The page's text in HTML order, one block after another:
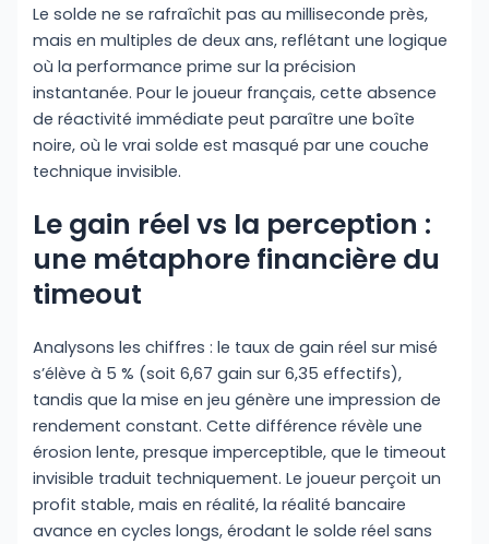
Le solde ne se rafraîchit pas au milliseconde près,
mais en multiples de deux ans, reflétant une logique
où la performance prime sur la précision
instantanée. Pour le joueur français, cette absence
de réactivité immédiate peut paraître une boîte
noire, où le vrai solde est masqué par une couche
technique invisible.
Le gain réel vs la perception :
une métaphore financière du
timeout
Analysons les chiffres : le taux de gain réel sur misé
s’élève à 5 % (soit 6,67 gain sur 6,35 effectifs),
tandis que la mise en jeu génère une impression de
rendement constant. Cette différence révèle une
érosion lente, presque imperceptible, que le timeout
invisible traduit techniquement. Le joueur perçoit un
profit stable, mais en réalité, la réalité bancaire
avance en cycles longs, érodant le solde réel sans